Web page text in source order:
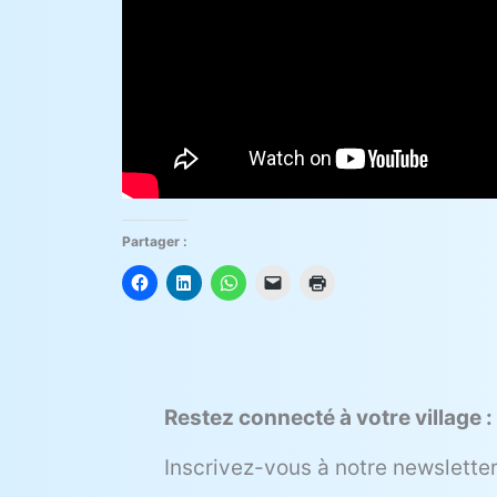
Partager :
Restez connecté à votre village :
Inscrivez-vous à notre